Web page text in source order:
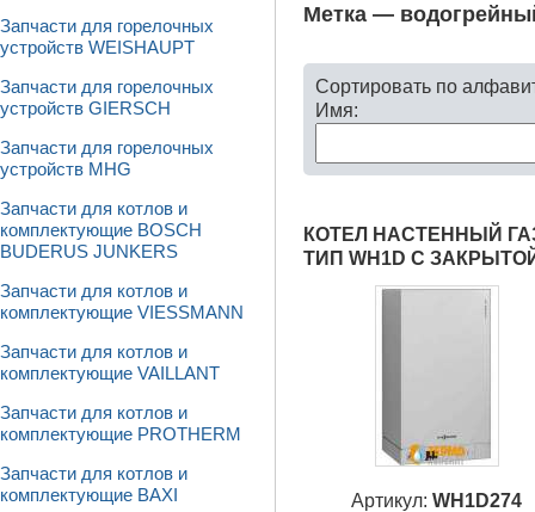
Запчасти для горелочных
устройств WEISHAUPT
Запчасти для горелочных
устройств GIERSCH
Запчасти для горелочных
устройств MHG
Запчасти для котлов и
комплектующие BOSCH
BUDERUS JUNKERS
Запчасти для котлов и
комплектующие VIESSMANN
Запчасти для котлов и
комплектующие VAILLANT
Запчасти для котлов и
комплектующие PROTHERM
Запчасти для котлов и
комплектующие BAXI
Метка —
Сортировать по
Имя:
КОТЕЛ НАСТЕННЫЙ
ТИП WH1D С
Артикул: WH1D274